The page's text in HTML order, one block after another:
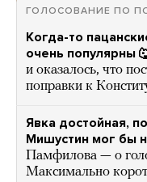
ГОЛОСОВАНИЕ ПО
Когда-то
очень популярны
и оказалось, что
поправки к
Явка достойная,
Мишустин мог бы
Памфилова — о
Максимально